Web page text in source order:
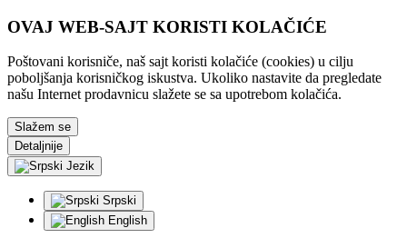
OVAJ WEB-SAJT KORISTI KOLAČIĆE
Poštovani korisniče, naš sajt koristi kolačiće (cookies) u cilju
poboljšanja korisničkog iskustva. Ukoliko nastavite da pregledate
našu Internet prodavnicu slažete se sa upotrebom kolačića.
Slažem se
Detaljnije
Jezik
Srpski
English